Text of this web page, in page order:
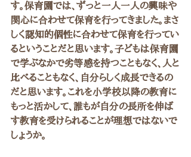
す。保育園では、ずっと一人一人の興味や
関心に合わせて保育を行ってきました。まさ
しく認知的個性に合わせて保育を行ってい
るということだと思います。子どもは保育園
で学ぶなかで劣等感を持つこともなく、人と
比べることもなく、自分らしく成長できるの
だと思います。これを小学校以降の教育に
もっと活かして、誰もが自分の長所を伸ば
す教育を受けられることが理想ではないで
しょうか。